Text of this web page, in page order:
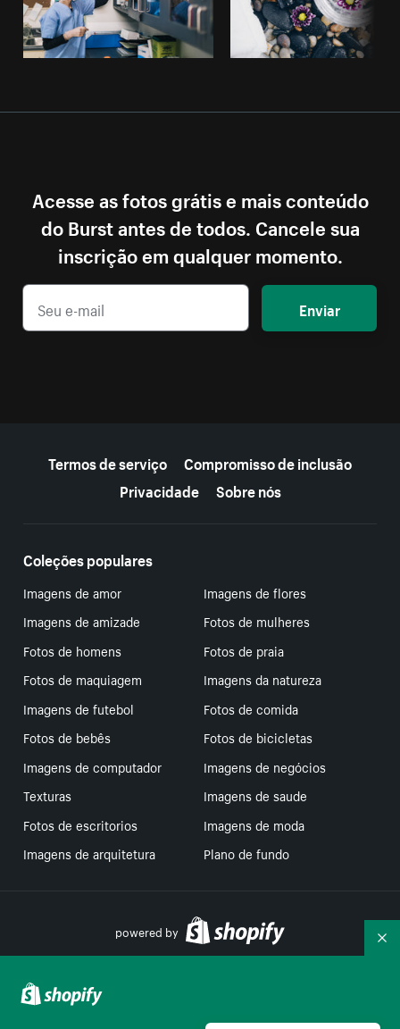
Acesse as fotos grátis e mais conteúdo
do Burst antes de todos. Cancele sua
inscrição em qualquer momento.
Enviar
Termos de serviço
Compromisso de inclusão
Privacidade
Sobre nós
Coleções populares
Imagens de amor
Imagens de flores
Imagens de amizade
Fotos de mulheres
Fotos de homens
Fotos de praia
Fotos de maquiagem
Imagens da natureza
Imagens de futebol
Fotos de comida
Fotos de bebês
Fotos de bicicletas
Imagens de computador
Imagens de negócios
Texturas
Imagens de saude
Fotos de escritorios
Imagens de moda
Imagens de arquitetura
Plano de fundo
powered by
Suas escolhas de privacidade